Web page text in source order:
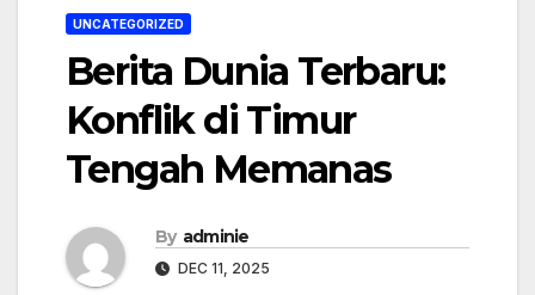
UNCATEGORIZED
Berita Dunia Terbaru:
Konflik di Timur
Tengah Memanas
By adminie
DEC 11, 2025